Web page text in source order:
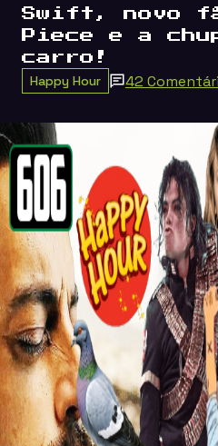
Swift, novo fã
Piece e a
carro!
Happy Hour 42